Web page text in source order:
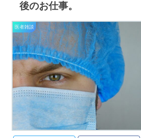
後のお仕事。
医者雑談